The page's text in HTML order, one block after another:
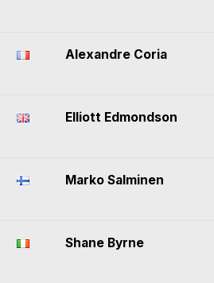
Alexandre Coria
Elliott Edmondson
Marko Salminen
Shane Byrne